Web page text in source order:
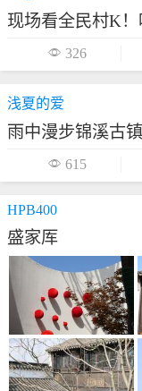
现场看全民村K
 326
浅夏的爱
雨中漫步锦溪古镇
 615
HPB400
盛家厍